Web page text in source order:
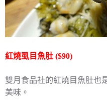
紅燒虱目魚肚 ($90)
雙月食品社的紅燒目魚肚也
美味。